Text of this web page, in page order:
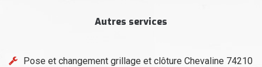
Autres services
Pose et changement grillage et clôture Chevaline 74210